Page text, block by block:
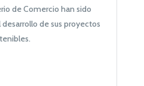
de Comercio han sido
de sus proyectos